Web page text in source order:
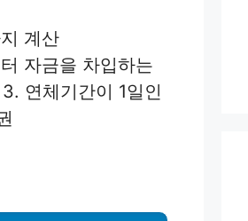
계산
자금을 차입하는
연체기간이 1일인